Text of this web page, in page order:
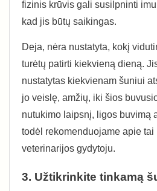
fizinis krūvis gali susilpninti
kad jis būtų saikingas.
Deja, nėra nustatyta, kokį
turėtų patirti kiekvieną dieną.
nustatytas kiekvienam šuniui
jo veislę, amžių, iki šios
nutukimo laipsnį, ligos buvimą
todėl rekomenduojame apie tai
veterinarijos gydytoju.
3. Užtikrinkite tinkamą